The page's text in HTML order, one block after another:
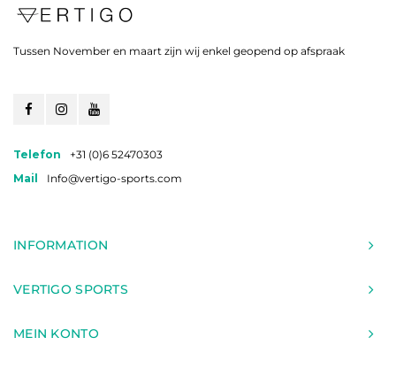
Tussen November en maart zijn wij enkel geopend op afspraak
Telefon
+31 (0)6 52470303
Mail
Info@vertigo-sports.com
INFORMATION
VERTIGO SPORTS
MEIN KONTO